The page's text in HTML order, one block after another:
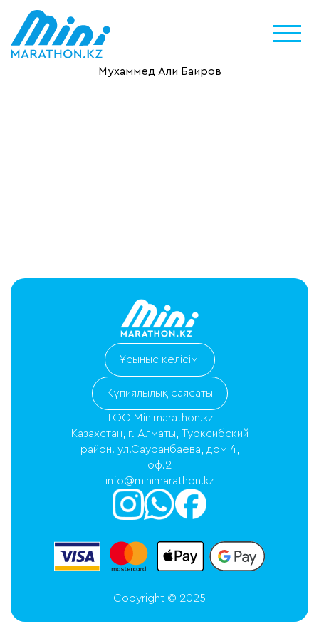
Мухаммед Али Баиров
Ұсыныс келісімі
Құпиялылық саясаты
ТОО Minimarathon.kz
Казахстан, г. Алматы, Турксибский
район. ул.Сауранбаева, дом 4,
оф.2
info@minimarathon.kz
Copyright © 2025